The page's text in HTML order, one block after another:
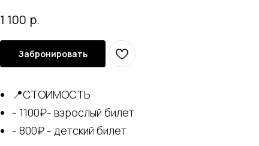
1 100 р.
Забронировать
📍СТОИМОСТЬ
- 1100₽- взрослый билет
- 800₽ - детский билет